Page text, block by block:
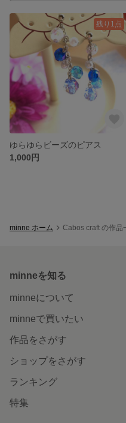
残り1点
ゆらゆらビーズのピアス
1,000円
minne ホーム Cabos craft の作品
minneを知る
minneについて
minneで買いたい
作品をさがす
ショップをさがす
ランキング
特集